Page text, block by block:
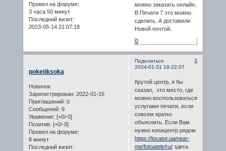
Провел на форуме:
3 часа 50 минут
Последний визит:
2023-05-14 21:07:18
можно заказать онлайн.
В Печати 7 это можно
сделать. А доставили
Новой почтой.
0
Поделиться
3
2024-01-31 19:22:07
poketiksoka
Новичок
Зарегистрирован: 2022-01-15
Приглашений: 0
Сообщений: 9
Уважение: [+0/-0]
Позитив: [+0/-0]
Провел на форуме:
8 минут
Последний визит:
Крутой центр, я бы
сказал, это место, где
можно воспользоваться
услугами печати, если
совсем кратко
объяснить. Если Вам
нужно копицентр рядом
https://locator.ua/near-
me/fotoatele/ru/здесь